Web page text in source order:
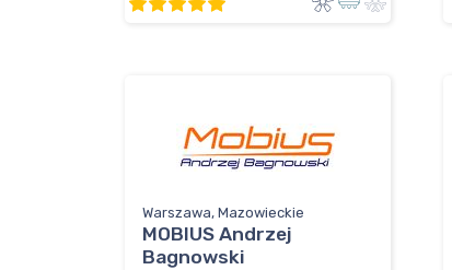
Warszawa, Mazowieckie
MOBIUS Andrzej
Bagnowski